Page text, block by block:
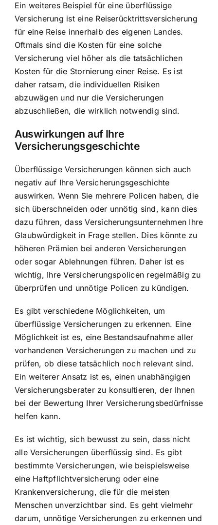
Ein weiteres Beispiel für eine überflüssige
Versicherung ist eine Reiserücktrittsversicherung
für eine Reise innerhalb des eigenen Landes.
Oftmals sind die Kosten für eine solche
Versicherung viel höher als die tatsächlichen
Kosten für die Stornierung einer Reise. Es ist
daher ratsam, die individuellen Risiken
abzuwägen und nur die Versicherungen
abzuschließen, die wirklich notwendig sind.
Auswirkungen auf Ihre
Versicherungsgeschichte
Überflüssige Versicherungen können sich auch
negativ auf Ihre Versicherungsgeschichte
auswirken. Wenn Sie mehrere Policen haben, die
sich überschneiden oder unnötig sind, kann dies
dazu führen, dass Versicherungsunternehmen Ihre
Glaubwürdigkeit in Frage stellen. Dies könnte zu
höheren Prämien bei anderen Versicherungen
oder sogar Ablehnungen führen. Daher ist es
wichtig, Ihre Versicherungspolicen regelmäßig zu
überprüfen und unnötige Policen zu kündigen.
Es gibt verschiedene Möglichkeiten, um
überflüssige Versicherungen zu erkennen. Eine
Möglichkeit ist es, eine Bestandsaufnahme aller
vorhandenen Versicherungen zu machen und zu
prüfen, ob diese tatsächlich noch relevant sind.
Ein weiterer Ansatz ist es, einen unabhängigen
Versicherungsberater zu konsultieren, der Ihnen
bei der Bewertung Ihrer Versicherungsbedürfnisse
helfen kann.
Es ist wichtig, sich bewusst zu sein, dass nicht
alle Versicherungen überflüssig sind. Es gibt
bestimmte Versicherungen, wie beispielsweise
eine Haftpflichtversicherung oder eine
Krankenversicherung, die für die meisten
Menschen unverzichtbar sind. Es geht vielmehr
darum, unnötige Versicherungen zu erkennen und